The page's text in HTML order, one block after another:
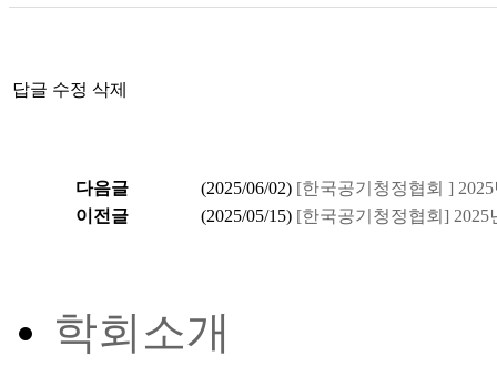
답글 수정 삭제
다음글 (2025/06/02) [한국공기청정협회 ]
이전글
(2025/05/15) [한국공기청정협회]
학회소개